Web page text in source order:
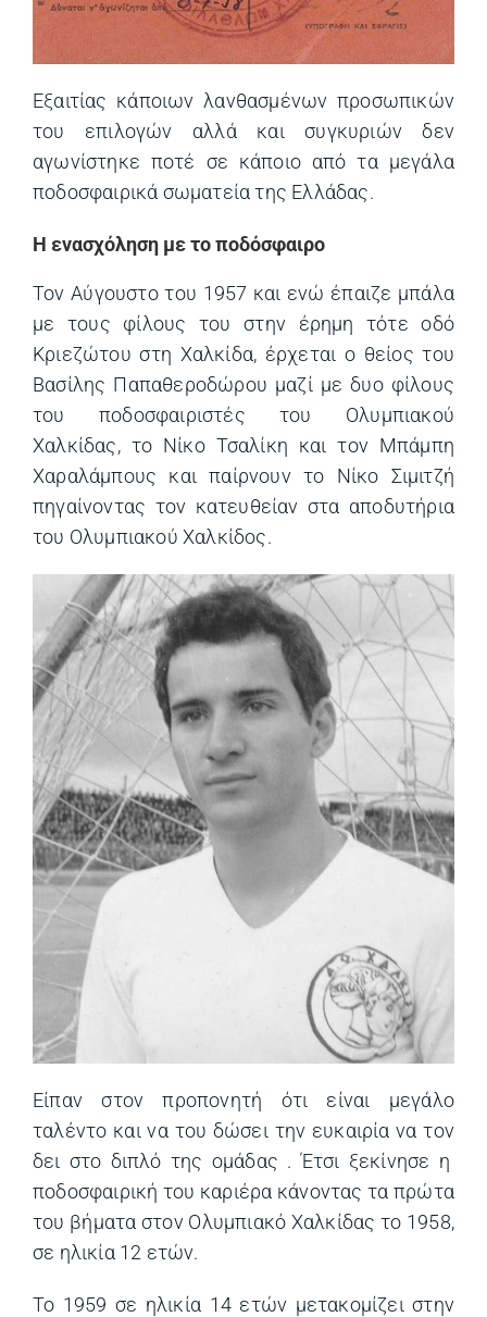
Εξαιτίας κάποιων λανθασμένων προσωπικών
του επιλογών αλλά και συγκυριών δεν
αγωνίστηκε ποτέ σε κάποιο από τα μεγάλα
ποδοσφαιρικά σωματεία της Ελλάδας.
Η ενασχόληση με το ποδόσφαιρο
Τον Αύγουστο του 1957 και ενώ έπαιζε μπάλα
με τους φίλους του στην έρημη τότε οδό
Κριεζώτου στη Χαλκίδα, έρχεται ο θείος του
Βασίλης Παπαθεροδώρου μαζί με δυο φίλους
του ποδοσφαιριστές του Ολυμπιακού
Χαλκίδας, το Νίκο Τσαλίκη και τον Μπάμπη
Χαραλάμπους και παίρνουν το Νίκο Σιμιτζή
πηγαίνοντας τον κατευθείαν στα αποδυτήρια
του Ολυμπιακού Χαλκίδος.
Είπαν στον προπονητή ότι είναι μεγάλο
ταλέντο και να του δώσει την ευκαιρία να τον
δει στο διπλό της ομάδας . Έτσι ξεκίνησε η
ποδοσφαιρική του καριέρα κάνοντας τα πρώτα
του βήματα στον Ολυμπιακό Χαλκίδας το 1958,
σε ηλικία 12 ετών.
Το 1959 σε ηλικία 14 ετών μετακομίζει στην